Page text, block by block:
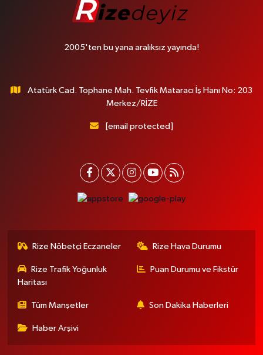
2005'ten bu yana aralıksız yayında!
Atatürk Cad. Tophane Mah. Tevfik Mataracı İş Hanı No: 203
Merkez/RİZE
[email protected]
Rize Nöbetçi Eczaneler Rize Hava Durumu
Rize Trafik Yoğunluk
Haritası
Puan Durumu ve Fikstür
Tüm Manşetler Son Dakika Haberleri
Haber Arşivi